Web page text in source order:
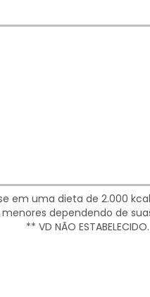
em uma dieta de 2.000
dependendo de
** VD NÃO ESTABELECIDO.